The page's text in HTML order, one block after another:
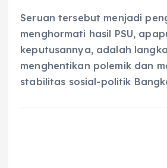
Seruan tersebut menjadi
menghormati hasil PSU,
keputusannya, adalah
menghentikan polemik dan
stabilitas sosial-politik